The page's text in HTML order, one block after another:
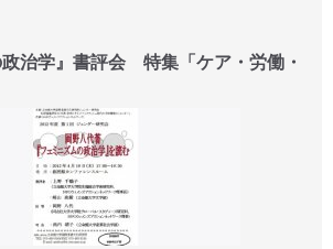
政治学』書評会 特集「ケア・労働・